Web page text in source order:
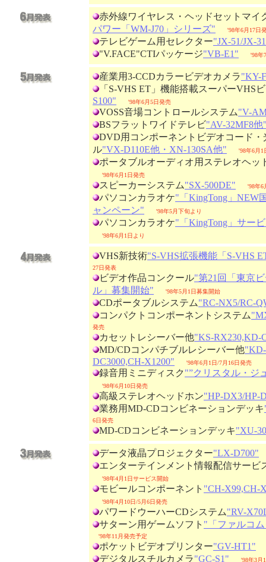
赤外線ワイヤレス・ヘッドセットマイ
パワー「WM-J70」シリーズ"
'98年6月17日
テレビゲーム用セレクター"JX-51/JX-
"V.FACE"CTIパッケージ"VB-E1" '98年
産業用3-CCDカラービデオカメラ"KY-
「S-VHS ET」機能搭載スーパーVHS
S100"
'98年6月5日発売
VOSS音場コントロールシステム"V-
BSフラットワイドテレビ"AV-32MF8他
DVD用コンポーネントビデオコード・
ル"VX-D110E他・XN-130SA他" '98年6月1
ポータブルオーディオ用ステレオヘッ
'98年6月1日発売
スピーカーシステム"SX-500DE" '98年6
パソコンカラオケ"「KingTong」NEW
ャンペーン"
'98年5月下旬より
パソコンカラオケ"「KingTong」サー
'98年6月1日より
VHS新技術"S-VHS拡張機能「S-VHS
27日発表
ビデオ作品コンクール"第21回「東京
ル」募集開始"
'98年5月1日募集開始
CDポータブルシステム"RC-NX5/RC-
コンパクトコンポーネントシステム
発売
カセットレシーバー他"KS-RX230,KD-
MD/CDコンパチブルレシーバー他
DC3000,CH-X1200"
'98年6月1日/7月16日発売
録音用ミニディスク "”クリスタル・ジ
'98年6月10日発売
高級ステレオヘッドホン"HP-DX3/HP-
業務用MD-CDコンビネーションデッキ
6日発売
MD-CDコンビネーションデッキ"XU-
データ液晶プロジェクター"LX-D700"
エンターテインメント情報配信サービ
'98年4月1日サービス開始
モビールコンポーネント "CH-X99,CH-
'98年4月10日/5月6日発売
パワードウーハーCDシステム"RV-
サターン用ゲームソフト "「ファルコ
'98年11月発売予定
ポケットビデオプリンター"GV-HT1"
デジタルスチルカメラ"GC-S1" '98年3月